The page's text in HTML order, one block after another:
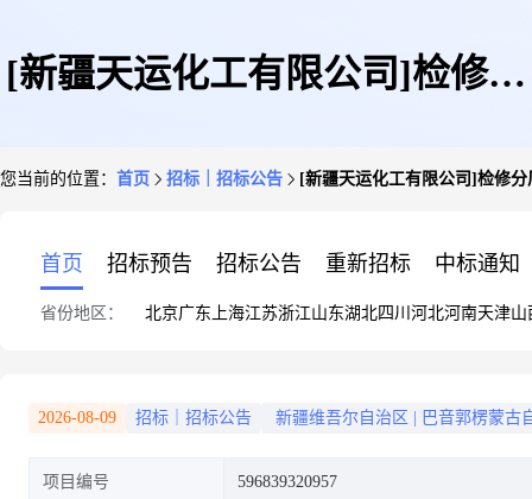
[新疆天运化工有限公司]检修分
您当前的位置： 首页 招标｜招标公告 [新疆天运化工有限公司]检修
首页 招标预告 招标公告 重新招标 中标通知
省份地区： 北京广东 上海江苏浙江山东湖北四川 河北河南天津山
2026-08-09 招标｜招标公告 新疆维吾尔自治区 巴音郭楞蒙古
项目编号 596839320957